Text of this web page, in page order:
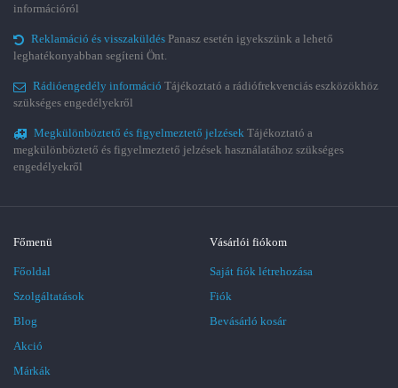
információról
Reklamáció és visszaküldés Panasz esetén igyekszünk a lehető
leghatékonyabban segíteni Önt.
Rádióengedély információ Tájékoztató a rádiófrekvenciás eszközökhöz
szükséges engedélyekről
Megkülönböztető és figyelmeztető jelzések Tájékoztató a
megkülönböztető és figyelmeztető jelzések használatához szükséges
engedélyekről
Főmenü
Főoldal
Szolgáltatások
Blog
Akció
Márkák
Vásárlói fiókom
Saját fiók létrehozása
Fiók
Bevásárló kosár